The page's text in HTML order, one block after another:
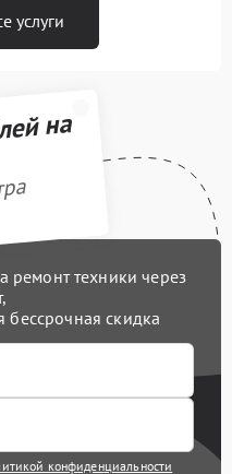
услуги
на
техники через
бессрочная скидка
конфиденциальности